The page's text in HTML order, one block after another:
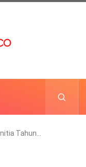
Tahun…